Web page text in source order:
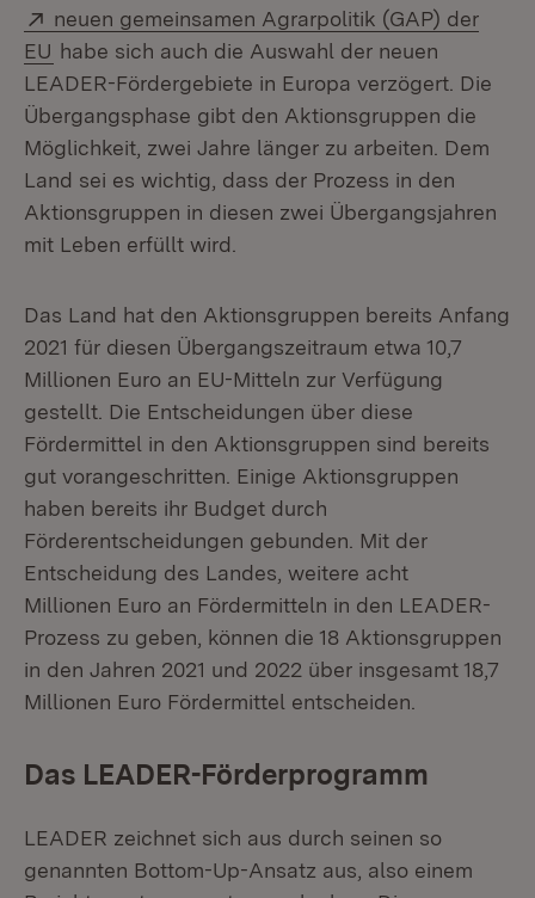
Extern:
neuen gemeinsamen Agrarpolitik (GAP) der
EU (Öffnet in neuem Fenster)
habe sich auch die Auswahl der neuen
LEADER-Fördergebiete in Europa verzögert. Die
Übergangsphase gibt den Aktionsgruppen die
Möglichkeit, zwei Jahre länger zu arbeiten. Dem
Land sei es wichtig, dass der Prozess in den
Aktionsgruppen in diesen zwei Übergangsjahren
mit Leben erfüllt wird.
Das Land hat den Aktionsgruppen bereits Anfang
2021 für diesen Übergangszeitraum etwa 10,7
Millionen Euro an EU-Mitteln zur Verfügung
gestellt. Die Entscheidungen über diese
Fördermittel in den Aktionsgruppen sind bereits
gut vorangeschritten. Einige Aktionsgruppen
haben bereits ihr Budget durch
Förderentscheidungen gebunden. Mit der
Entscheidung des Landes, weitere acht
Millionen Euro an Fördermitteln in den LEADER-
Prozess zu geben, können die 18 Aktionsgruppen
in den Jahren 2021 und 2022 über insgesamt 18,7
Millionen Euro Fördermittel entscheiden.
Das LEADER-Förderprogramm
LEADER zeichnet sich aus durch seinen so
genannten Bottom-Up-Ansatz aus, also einem